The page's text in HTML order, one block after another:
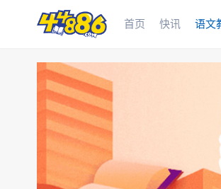
首页 快讯 语文